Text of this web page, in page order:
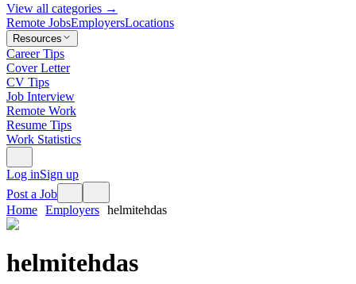
View all categories →
Remote JobsEmployersLocations
Resources
Career Tips
Cover Letter
CV Tips
Job Interview
Remote Work
Resume Tips
Work Statistics
Log inSign up
Post a Job
Home Employers helmitehdas
helmitehdas